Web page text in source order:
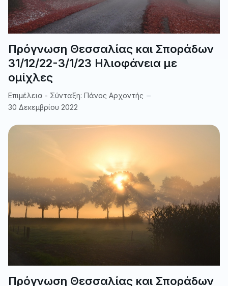
Πρόγνωση Θεσσαλίας και Σποράδων
31/12/22-3/1/23 Ηλιοφάνεια με
ομίχλες
Επιμέλεια - Σύνταξη: Πάνος Αρχοντής
30 Δεκεμβρίου 2022
Πρόγνωση Θεσσαλίας και Σποράδων